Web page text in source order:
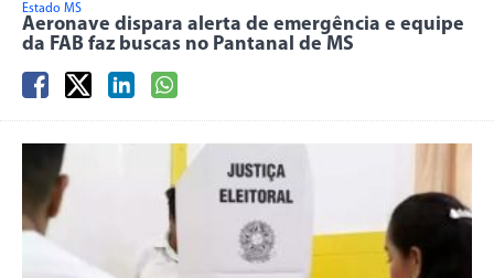
Estado MS
Aeronave dispara alerta de emergência e equipe
da FAB faz buscas no Pantanal de MS